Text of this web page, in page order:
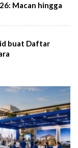
Macan hingga
buat Daftar